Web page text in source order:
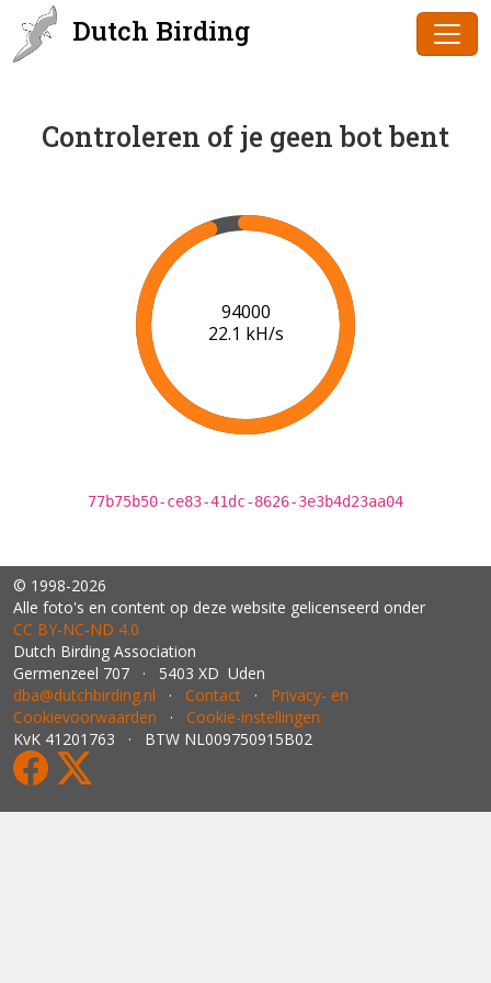
Dutch Birding
Controleren of je geen bot bent
95000
22.1 kH/s
77b75b50-ce83-41dc-8626-3e3b4d23aa04
© 1998-2026
Alle foto's en content op deze website gelicenseerd onder
CC BY‑NC‑ND 4.0
Dutch Birding Association
Germenzeel 707 · 5403 XD Uden
dba@dutchbirding.nl · Contact · Privacy- en
Cookievoorwaarden · Cookie-instellingen
KvK 41201763 · BTW NL009750915B02